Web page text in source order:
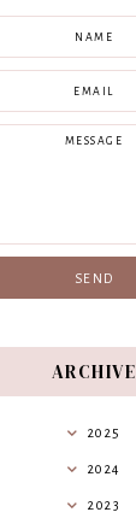
ARCHIVE
2025
2024
2023